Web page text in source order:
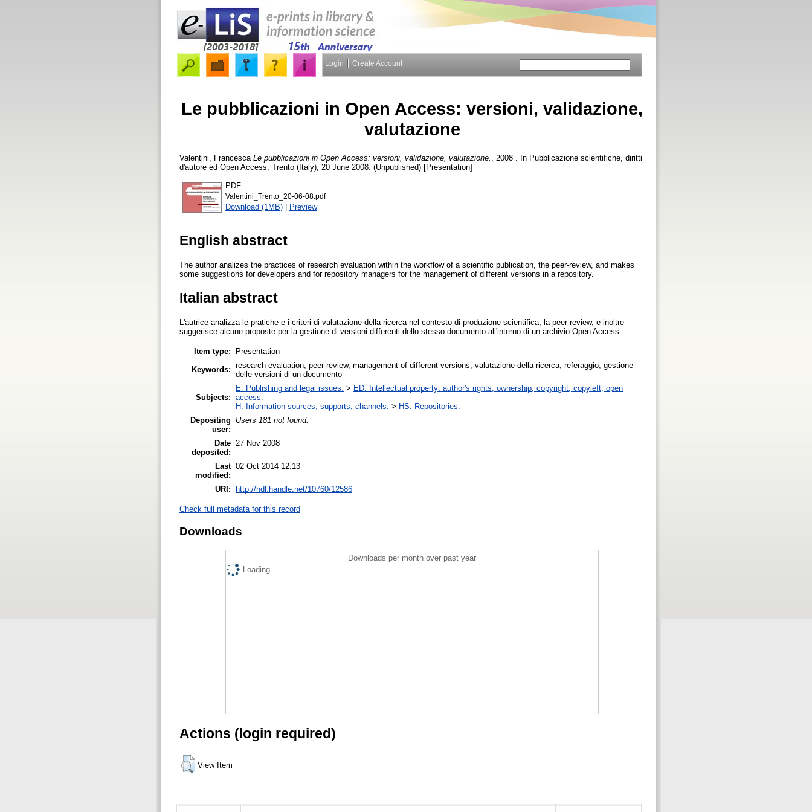
Login Create Account
Le pubblicazioni in Open Access: versioni, validazione,
valutazione
Valentini, Francesca Le pubblicazioni in Open Access: versioni, validazione, valutazione.
, 2008 . In Pubblicazione scientifiche, diritti
d'autore ed Open Access, Trento (Italy), 20 June 2008. (Unpublished) [Presentation]
PDF
Valentini_Trento_20-06-08.pdf
Download (1MB) | Preview
English abstract
The author analizes the practices of research evaluation within the workflow of a scientific publication, the peer-review, and makes
some suggestions for developers and for repository managers for the management of different versions in a repository.
Italian abstract
L'autrice analizza le pratiche e i criteri di valutazione della ricerca nel contesto di produzione scientifica, la peer-review, e inoltre
suggerisce alcune proposte per la gestione di versioni differenti dello stesso documento all'interno di un archivio Open Access.
Item type:
Presentation
Keywords: research evaluation, peer-review, management of different versions, valutazione della ricerca, referaggio, gestione
delle versioni di un documento
Subjects:
E. Publishing and legal issues. > ED. Intellectual property: author's rights, ownership, copyright, copyleft, open
access.
H. Information sources, supports, channels. > HS. Repositories.
Depositing
user:
Users 181 not found.
Date
deposited:
27 Nov 2008
Last
modified:
02 Oct 2014 12:13
URI: http://hdl.handle.net/10760/12586
Check full metadata for this record
Downloads
Downloads per month over past year
Loading...
Actions (login required)
View Item